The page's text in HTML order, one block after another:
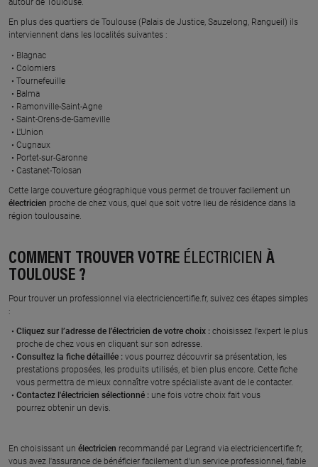
BROUSSE
2695 route de tarbes, 31470
FONSORBES
En savoir plus
2112 route de guinot, 31330
À 19.3 km km
ELECTRICITE GENERALE
OCCITANE
109 impasse thales, 31620
BOULOC
En savoir plus
MIQUEL
160 chemin des bordes, 31620
POLYTECH
CEDRIC ASIE
41 chemin de la moutonne,
31470 ST LYS
EL ION
11 impasse des coquelicots,
En savoir plus
En plus des quartiers de Toulouse (Palais de Justice, Sauzelong, Rangueil) ils
interviennent dans les localités suivantes :
Blagnac
Colomiers
Tournefeuille
Balma
Ramonville-Saint-Agne
Saint-Orens-de-Gameville
L'Union
Cugnaux
Portet-sur-Garonne
Castanet-Tolosan
Cette large couverture géographique vous permet de trouver facilement un
électricien proche de chez vous, quel que soit votre lieu de résidence dans la
région toulousaine.
COMMENT TROUVER VOTRE ÉLECTRICIEN À
TOULOUSE ?
Pour trouver un professionnel via electriciencertifie.fr, suivez ces étapes simples
:
Cliquez sur l’adresse de l’électricien de votre choix : choisissez l'expert le plus
proche de chez vous en cliquant sur son adresse.
Consultez la fiche détaillée : vous pourrez découvrir sa présentation, les
prestations proposées, les produits utilisés, et bien plus encore. Cette fiche
vous permettra de mieux connaître votre spécialiste avant de le contacter.
Contactez l'électricien sélectionné : une fois votre choix fait vous
pourrez obtenir un devis.
En choisissant un électricien recommandé par Legrand via electriciencertifie.fr,
vous avez l'assurance de bénéficier facilement d'un service professionnel, fiable